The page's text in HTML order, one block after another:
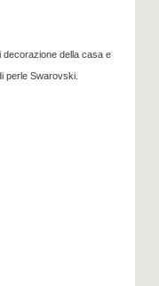
decorazione della casa e
perle Swarovski.